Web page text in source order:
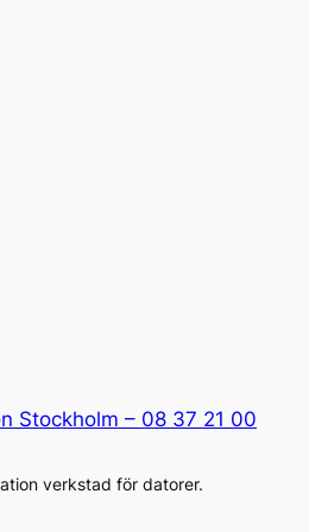
Stockholm – 08 37 21 00
verkstad för datorer.